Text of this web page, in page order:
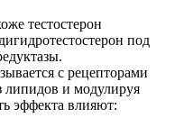
тестостерон
под
с рецепторами
липидов и модулируя
эффекта влияют: